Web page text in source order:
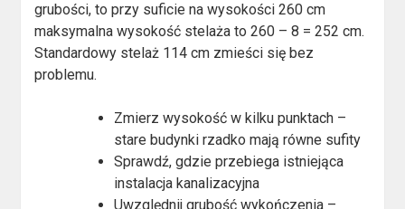
grubości, to przy suficie na wysokości 260 cm
maksymalna wysokość stelaża to 260 – 8 = 252 cm.
Standardowy stelaż 114 cm zmieści się bez
problemu.
Zmierz wysokość w kilku punktach –
stare budynki rzadko mają równe sufity
Sprawdź, gdzie przebiega istniejąca
instalacja kanalizacyjna
Uwzględnij grubość wykończenia –